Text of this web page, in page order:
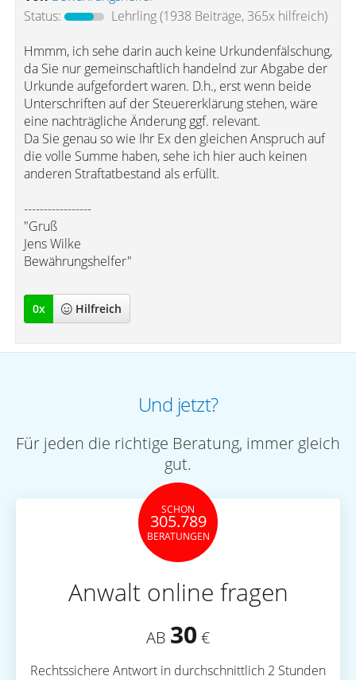
Status:
Lehrling(1938 Beiträge, 365x hilfreich)
Hmmm, ich sehe darin auch keine Urkundenfälschung,
da Sie nur gemeinschaftlich handelnd zur Abgabe der
Urkunde aufgefordert waren. D.h., erst wenn beide
Unterschriften auf der Steuererklärung stehen, wäre
eine nachträgliche Änderung ggf. relevant.
Da Sie genau so wie Ihr Ex den gleichen Anspruch auf
die volle Summe haben, sehe ich hier auch keinen
anderen Straftatbestand als erfüllt.
-----------------
"Gruß
Jens Wilke
Bewährungshelfer"
0x Hilfreich
Und jetzt?
Für jeden die richtige Beratung, immer gleich
gut.
SCHON
305.789
BERATUNGEN
Anwalt online fragen
AB 30 €
Rechtssichere Antwort in durchschnittlich 2 Stunden